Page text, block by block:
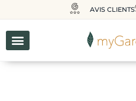
AVIS CLIENTS